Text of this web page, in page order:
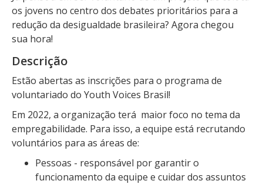
os jovens no centro dos debates prioritários para a
redução da desigualdade brasileira? Agora chegou
sua hora!
Descrição
Estão abertas as inscrições para o programa de
voluntariado do Youth Voices Brasil!
Em 2022, a organização terá maior foco no tema da
empregabilidade. Para isso, a equipe está recrutando
voluntários para as áreas de:
Pessoas - responsável por garantir o
funcionamento da equipe e cuidar dos assuntos